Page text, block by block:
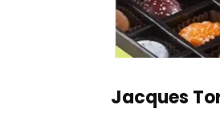
Jacques